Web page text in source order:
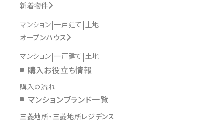
新着物件
マンション 一戸建て 土地
オープンハウス
マンション 一戸建て 土地
購入お役立ち情報
購入の流れ
マンションブランド一覧
三菱地所・三菱地所レジデンス